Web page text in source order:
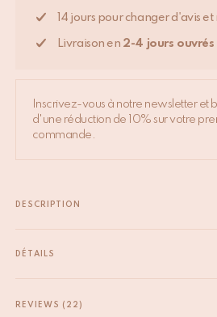
14 jours pour changer d'avis
Livraison en 2-4 jours ouvrés
Inscrivez-vous à notre newsletter et
d'une réduction de 10% sur votre
commande.
DESCRIPTION
Marlin Palm. Ce porte-mémo
Marlin Palm est entièrement...
DÉTAILS
HS code
REVIEWS (22)